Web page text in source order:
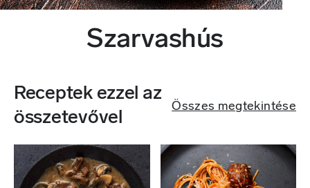
Szarvashús
Receptek ezzel az
összetevővel
Összes megtekintése